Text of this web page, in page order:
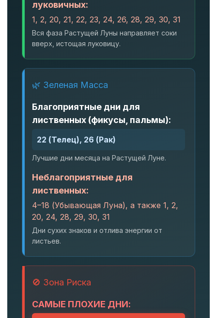
луковичных:
1, 2, 20, 21, 22, 23, 24, 26, 28, 29, 30, 31
Вся фаза Растущей Луны направляет соки
вверх, истощая луковицу.
🌿 Зеленая Масса
Благоприятные дни для
лиственных (фикусы, пальмы):
22 (Телец), 26 (Рак)
Лучшие дни месяца на Растущей Луне.
Неблагоприятные для
лиственных:
4–18 (Убывающая Луна), а также 1, 2,
20, 24, 28, 29, 30, 31
Дни сухих знаков и отлива энергии от
листьев.
🚫 Зона Риска
САМЫЕ ПЛОХИЕ ДНИ: